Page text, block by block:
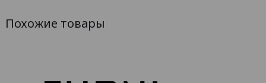
Похожие товары